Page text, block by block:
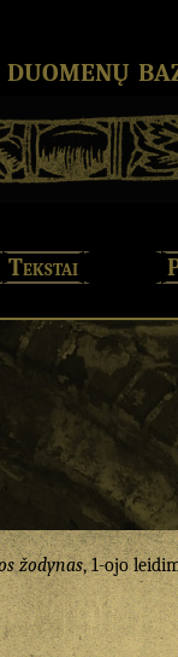
Tekstai
žodynas, 1-ojo